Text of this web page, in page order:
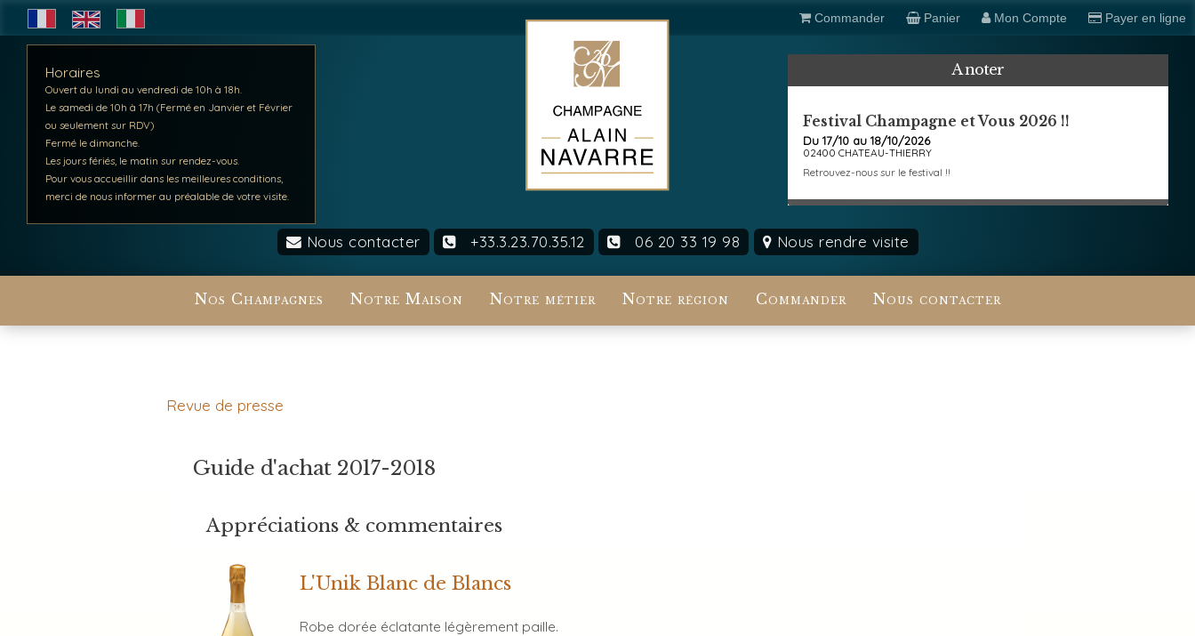
Horaires
Ouvert du lundi au vendredi de 10h à 18h.
Le samedi de 10h à 17h (Fermé en Janvier et Février
ou seulement sur RDV)
Fermé le dimanche.
Les jours fériés, le matin sur rendez-vous.
Pour vous accueillir dans les meilleures conditions,
merci de nous informer au préalable de votre visite.
A noter
Festival Champagne et Vous 2026 !!
Du 17/10 au 18/10/2026
02400 CHATEAU-THIERRY
Retrouvez-nous sur le festival !!
Nous contacter +33.3.23.70.35.12 06 20 33 19 98 Nous rendre visite
Nos Champagnes Notre Maison Notre métier Notre région Commander Nous contacter
Revue de presse
Guide d'achat 2017-2018
Appréciations & commentaires
L'Unik Blanc de Blancs
Robe dorée éclatante légèrement paille.
Commander Panier Mon Compte Payer en ligne